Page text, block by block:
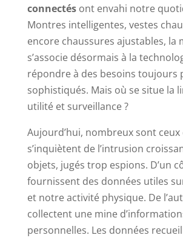
connectésont envahi notre
Montres intelligentes, vestes
encore chaussures ajustables, la
s’associe désormais à la
répondre à des besoins toujours
sophistiqués. Mais où se situe la
utilité et surveillance ?
Aujourd’hui, nombreux sont ceux
s’inquiètent de l’intrusion
objets, jugés trop espions. D’un
fournissent des données utiles
et notre activité physique. De
collectent une mine
personnelles. Les données